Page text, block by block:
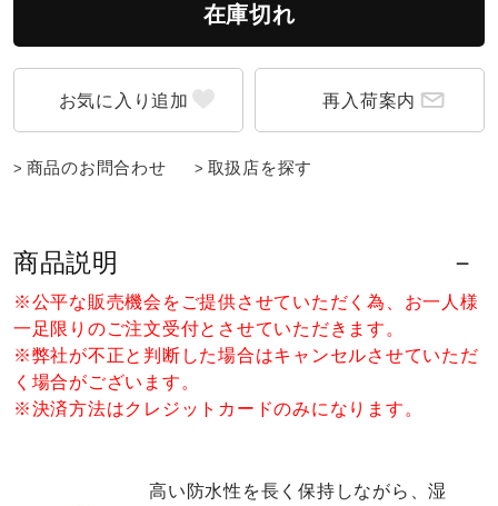
インナー
アウトドア／レイン
サポーター
在庫切れ
再入荷案内
商品のお問合わせ 取扱店を探す
商品説明
※公平な販売機会をご提供させていただく為、お一人様
一足限りのご注文受付とさせていただきます。
※弊社が不正と判断した場合はキャンセルさせていただ
く場合がございます。
※決済方法はクレジットカードのみになります。
高い防水性を長く保持しながら、湿